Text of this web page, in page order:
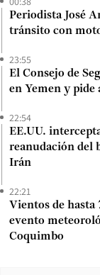
Periodista José
tránsito con
23:55
El Consejo de
en Yemen y pide
22:54
EE.UU.
reanudación del
Irán
22:21
Vientos de hasta
evento
Coquimbo